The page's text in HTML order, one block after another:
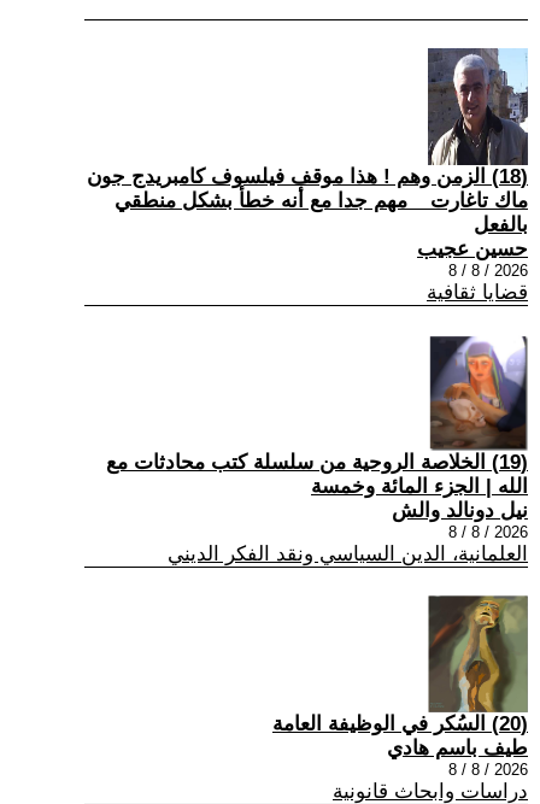
(18) الزمن وهم ! هذا موقف فيلسوف كامبريدج جون
ماك تاغارت _ مهم جدا مع أنه خطأ بشكل منطقي
بالفعل
حسين عجيب
2026 / 8 / 8
قضايا ثقافية
(19) الخلاصة الروحية من سلسلة كتب محادثات مع
الله | الجزء المائة وخمسة
نيل دونالد والش
2026 / 8 / 8
العلمانية، الدين السياسي ونقد الفكر الديني
(20) السُكر في الوظيفة العامة
طيف باسم هادي
2026 / 8 / 8
دراسات وابحاث قانونية